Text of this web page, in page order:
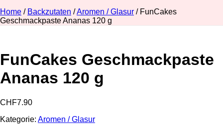
Home / Backzutaten /Aromen / Glasur / FunCakes
Geschmackpaste Ananas 120 g
FunCakes Geschmackpaste
Ananas 120 g
CHF7.90
Kategorie: Aromen / Glasur